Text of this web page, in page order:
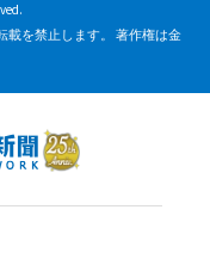
載を禁止します。 著作権は金